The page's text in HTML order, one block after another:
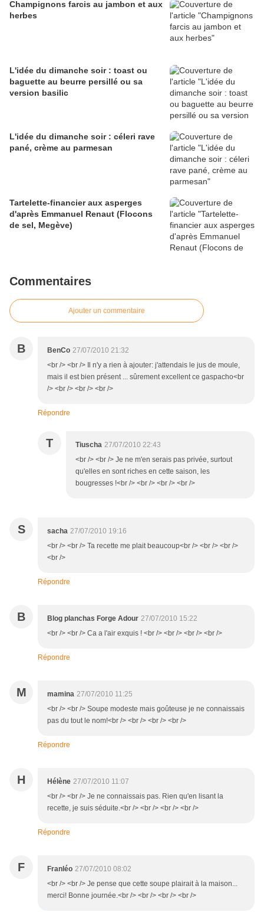
Champignons farcis au jambon et aux
herbes
L'idée du dimanche soir : toast ou
baguette au beurre persillé ou sa
version basilic
L'idée du dimanche soir : céleri rave
pané, crème au parmesan
Tartelette-financier aux asperges
d'après Emmanuel Renaut (Flocons
de sel, Megève)
Commentaires
Ajouter un commentaire
B BenCo 27/07/2010 21:32
<br /> <br /> Il n'y a rien à ajouter: j'attendais le jus de moule,
mais il est bien présent ... sûrement excellent ce gaspacho<br
/> <br /> <br /> <br />
Répondre
T Tiuscha 27/07/2010 22:43
<br /> <br /> Je ne m'en serais pas privée, surtout
qu'elles en sont riches en cette saison, les
bougresses !<br /> <br /> <br /> <br />
S sacha 27/07/2010 19:16
<br /> <br /> Ta recette me plait beaucoup<br /> <br /> <br />
<br />
Répondre
B Blog planchas Forge Adour 27/07/2010 15:22
<br /> <br /> Ca a l'air exquis ! <br /> <br /> <br /> <br />
Répondre
M mamina 27/07/2010 11:25
<br /> <br /> Soupe modeste mais goûteuse je ne connaissais
pas du tout le nom!<br /> <br /> <br /> <br />
Répondre
H Hélène 27/07/2010 11:07
<br /> <br /> Je ne connaissais pas. Rien qu'en lisant la
recette, je suis séduite.<br /> <br /> <br /> <br />
Répondre
F Franléo 27/07/2010 08:02
<br /> <br /> Je pense que cette soupe plairait à la maison...
merci! Bonne journée.<br /> <br /> <br /> <br />